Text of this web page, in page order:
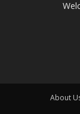
About